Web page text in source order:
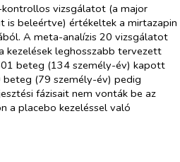
vizsgálatot (a major
is beleértve) értékeltek a mirtazapin
A meta-analízis 20 vizsgálatot
kezelések leghosszabb tervezett
beteg (134 személy-év) kapott
(79 személy-év) pedig
fázisait nem vonták be az
a placebo kezeléssel való